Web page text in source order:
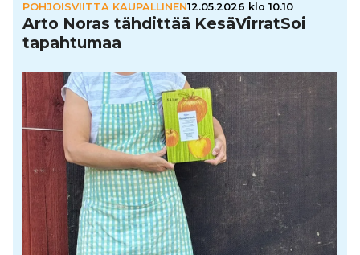
POHJOISVIITTA KAUPALLINEN12.05.2026 klo 10.10
Arto Noras tähdittää Kesä­Vir­rat­Soi
tapah­tu­maa